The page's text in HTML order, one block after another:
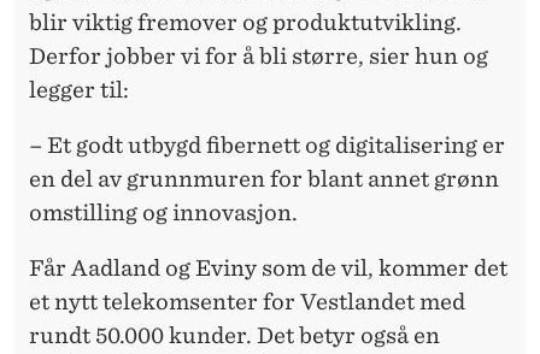
blir viktig fremover og produktutvikling.
Derfor jobber vi for å bli større, sier hun og
legger til:
– Et godt utbygd fibernett og digitalisering er
en del av grunnmuren for blant annet grønn
omstilling og innovasjon.
Får Aadland og Eviny som de vil, kommer det
et nytt telekomsenter for Vestlandet med
rundt 50.000 kunder. Det betyr også en